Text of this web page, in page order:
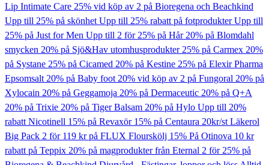
Lip Intimate Care 25% vid köp av 2 på Bioregena och Beachkind
Upp till 25% på skönhetUpp till 25% rabatt på fotprodukterUpp till
25% på Just for Men Upp till 2 för 25% på Hår20% på Blomdahl
smycken 20% på Sjö&Hav utomhusprodukter25% på Carmex 20%
på Systane 25% på Cicamed 20% på Kestine 25% på Elexir Pharma
Epsomsalt20% på Baby foot20% vid köp av 2 på Fungoral 20% på
Xylocain 20% på Geggamoja 20% på Dermaceutic 20% på Q+A
20% på Trixie 20% på Tiger Balsam 20% på Hylo Upp till 20%
rabatt Nicotinell 15% på Revaxör 15% på Centaura 20kr/st Läkerol
Big Pack 2 för 119 kr på FLUX Flourskölj 15% På Otinova 10 kr
rabatt på Teppix 20% på magprodukter från Eternal 2 för 25% på